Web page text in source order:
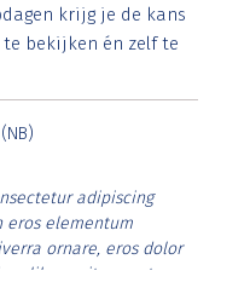
id rutrum lorem
tristique posuere.
krijg je de kans
bekijken én zelf te
adipiscing
eros elementum
ornare, eros dolor
libero vitae erat.